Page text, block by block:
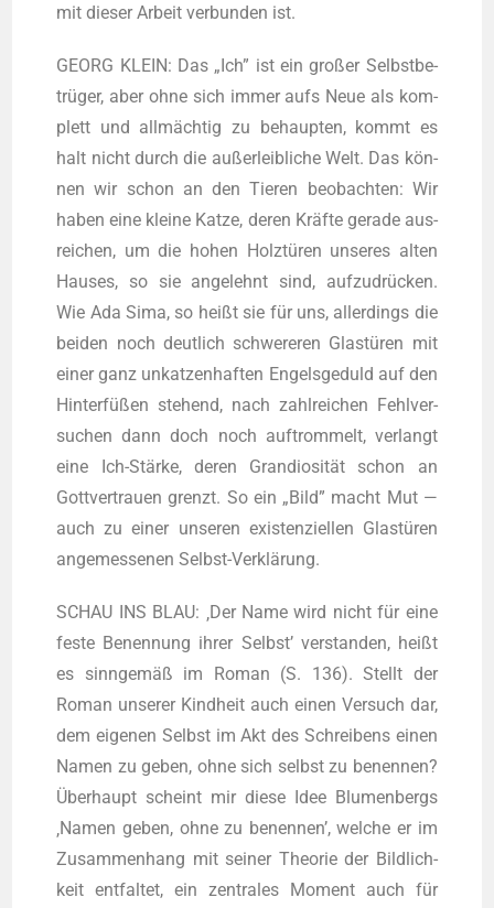
mit die­ser Arbeit ver­bun­den ist.
GEORG KLEIN: Das „Ich” ist ein gro­ßer Selbst­be­
trü­ger, aber ohne sich immer aufs Neue als kom­
plett und all­mäch­tig zu behaup­ten, kommt es
halt nicht durch die außerleib­li­che Welt. Das kön­
nen wir schon an den Tie­ren beob­ach­ten: Wir
haben eine klei­ne Kat­ze, deren Kräf­te gera­de aus­
rei­chen, um die hohen Holz­tü­ren unse­res alten
Hau­ses, so sie ange­lehnt sind, auf­zu­drü­cken.
Wie Ada Sima, so heißt sie für uns, aller­dings die
bei­den noch deut­lich schwe­re­ren Glas­tü­ren mit
einer ganz unkat­zen­haf­ten Engels­ge­duld auf den
Hin­ter­fü­ßen ste­hend, nach zahl­rei­chen Fehl­ver­
su­chen dann doch noch auf­trom­melt, ver­langt
eine Ich-Stär­ke, deren Gran­dio­si­tät schon an
Gott­ver­trau­en grenzt. So ein „Bild” macht Mut —
auch zu einer unse­ren exis­ten­zi­el­len Glas­tü­ren
ange­mes­se­nen Selbst-Verklärung.
SCHAU INS BLAU: ‚Der Name wird nicht für eine
fes­te Benen­nung ihrer Selbst’ ver­stan­den, heißt
es sinn­ge­mäß im Roman (S. 136). Stellt der
Roman unse­rer Kind­heit auch einen Ver­such dar,
dem eige­nen Selbst im Akt des Schrei­bens einen
Namen zu geben, ohne sich selbst zu benen­nen?
Über­haupt scheint mir die­se Idee Blu­men­bergs
‚Namen geben, ohne zu benen­nen’, wel­che er im
Zusam­men­hang mit sei­ner Theo­rie der Bild­lich­
keit ent­fal­tet, ein zen­tra­les Moment auch für